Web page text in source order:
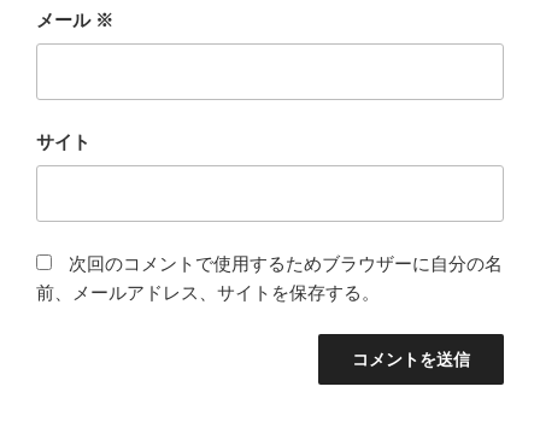
メール ※
サイト
次回のコメントで使用するためブラウザーに自分の名
前、メールアドレス、サイトを保存する。